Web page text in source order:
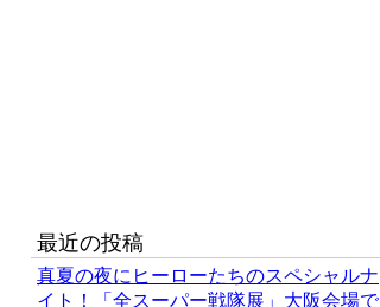
最近の投稿
真夏の夜にヒーローたちのスペシャルナ
イト！「全スーパー戦隊展」大阪会場で